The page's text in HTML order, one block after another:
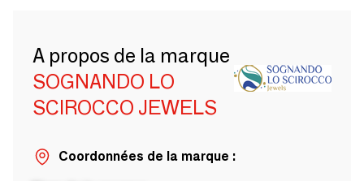
A propos de la marque
SOGNANDO LO
SCIROCCO JEWELS
Coordonnées de la marque :